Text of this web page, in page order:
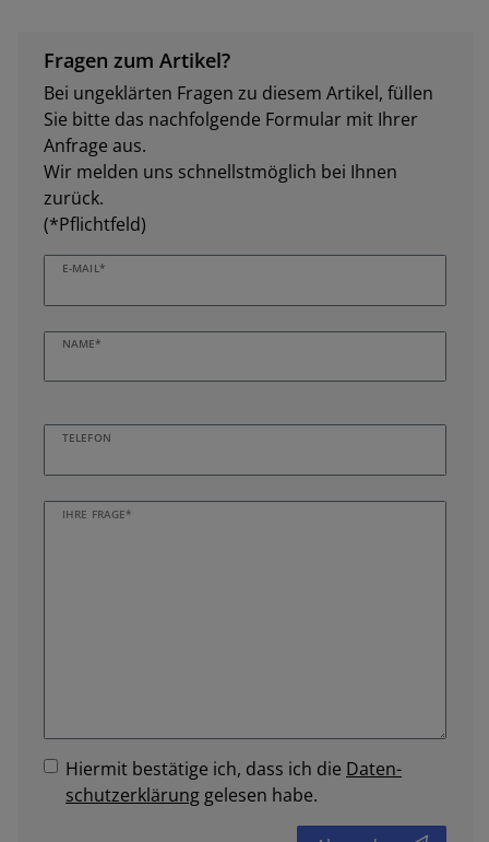
Fragen zum Artikel?
Bei ungeklärten Fragen zu diesem Artikel, füllen
Sie bitte das nachfolgende Formular mit Ihrer
Anfrage aus.
Wir melden uns schnellstmöglich bei Ihnen
zurück.
(*Pflichtfeld)
E-MAIL*
NAME*
TELEFON
IHRE FRAGE*
Hiermit bestätige ich, dass ich die Daten­
schutz­erklärung gelesen habe.